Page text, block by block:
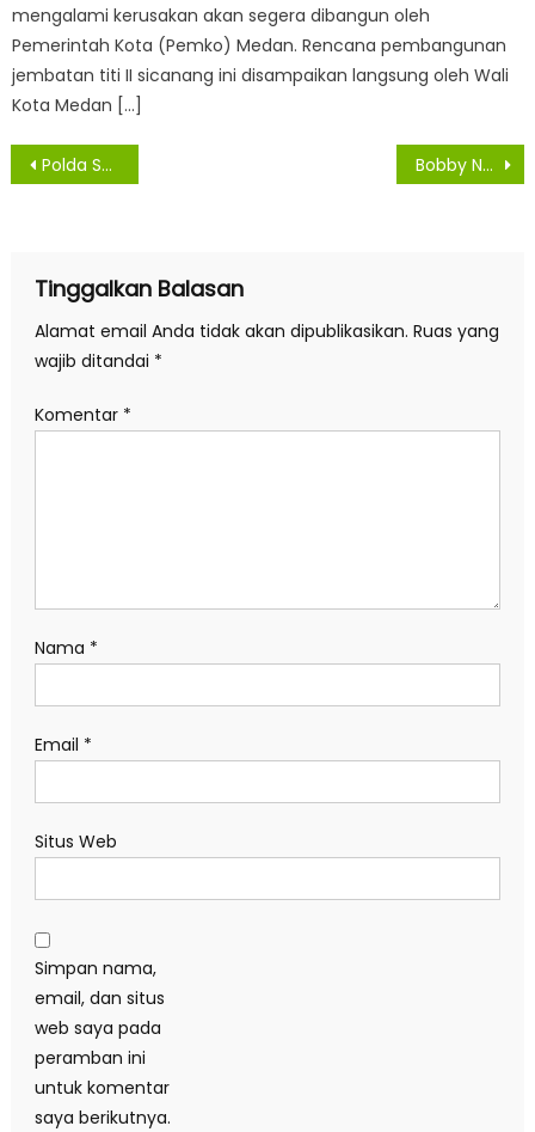
mengalami kerusakan akan segera dibangun oleh
Pemerintah Kota (Pemko) Medan. Rencana pembangunan
jembatan titi II sicanang ini disampaikan langsung oleh Wali
Kota Medan […]
Navigasi
Polda Sumut Gelar Bakti Sosial Religi Beri Bantuan Ke Rumah Ibadah Bobby Nasution : Semoga Semakin Jaya & Selalu Berada di Hati Rakyat
Tinggalkan Balasan
Alamat email Anda tidak akan dipublikasikan. Ruas yang
wajib ditandai *
Komentar *
Nama *
Email *
Situs Web
Simpan nama,
email, dan situs
web saya pada
peramban ini
untuk komentar
saya berikutnya.